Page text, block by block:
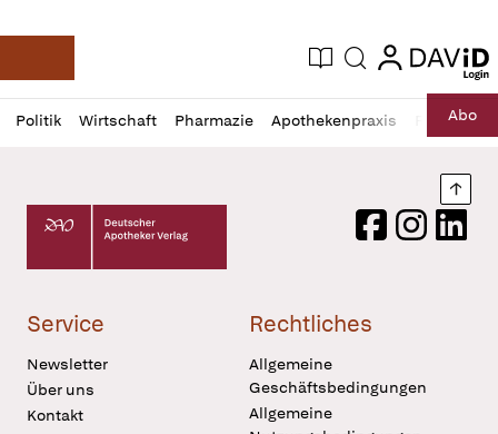
Deutsche Apotheker Zeitung
Aktuelle Ausgabe
Suche login
login
Politik Wirtschaft Pharmazie Apothekenpraxis RechtAbo
Profil
öffnen
Daz
Pur
Deutscher Apotheker Verlag Logo
FacebookInstagram
Service
Newsletter
Über uns
Kontakt
Rechtliches
Allgemeine
Geschäftsbedingungen
Allgemeine